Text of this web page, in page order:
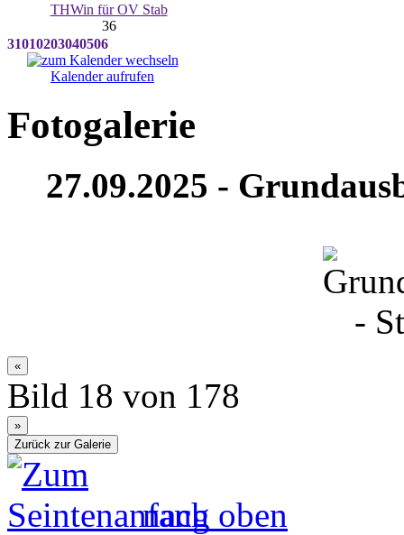
THWin für OV Stab
36
31010203040506
Kalender aufrufen
Fotogalerie
27.09.2025 -
Bild 18 von 178
nach oben